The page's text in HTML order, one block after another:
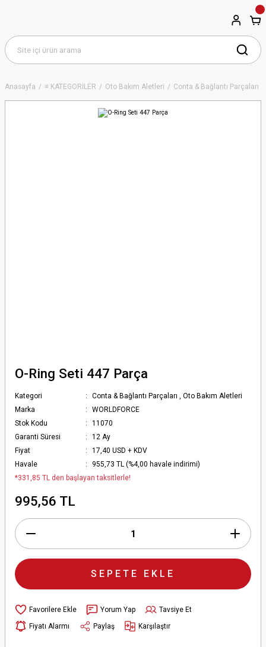
Anasayfa ≡ KATEGORİLER Oto Bakım Aletleri Conta & Bağlantı Parçaları
O-Ring Seti 447 Parça
Kategori Conta & Bağlantı Parçaları ,Oto Bakım Aletleri
Marka
WORLDFORCE
Stok Kodu
11070
Garanti Süresi
12 Ay
Fiyat
17,40 USD + KDV
Havale
955,73 TL (%4,00 havale indirimi)
*331,85 TL den başlayan taksitlerle!
995,56 TL
SEPETE EKLE
Yorum Yap
Tavsiye Et
Fiyatı Alarmı
Paylaş Karşılaştır